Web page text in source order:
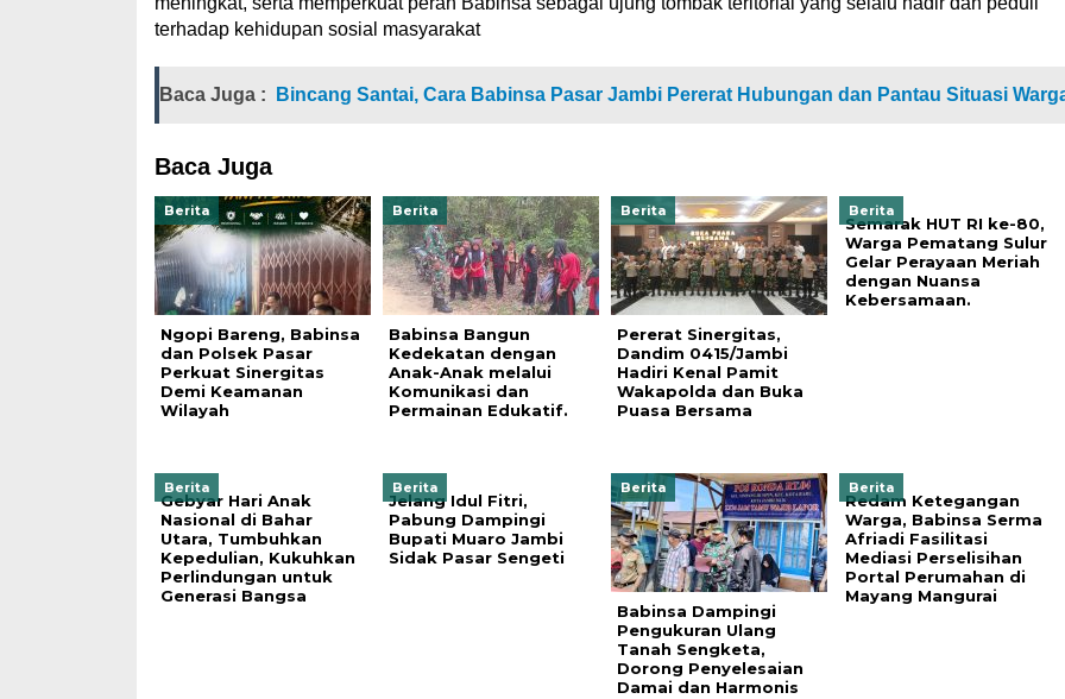
terhadap kehidupan sosial masyarakat
Baca Juga : Bincang Santai, Cara Babinsa Pasar Jambi Pererat Hubungan dan Pantau Situasi
Baca Juga
Berita
Ngopi Bareng, Babinsa
dan Polsek Pasar
Perkuat Sinergitas
Demi Keamanan
Wilayah
Berita
Babinsa Bangun
Kedekatan dengan
Anak-Anak melalui
Komunikasi dan
Permainan Edukatif.
Berita
Pererat Sinergitas,
Dandim 0415/Jambi
Hadiri Kenal Pamit
Wakapolda dan Buka
Puasa Bersama
Berita
Semarak HUT RI ke-80,
Warga Pematang Sulur
Gelar Perayaan Meriah
dengan Nuansa
Kebersamaan.
Berita
Gebyar Hari Anak
Nasional di Bahar
Utara, Tumbuhkan
Kepedulian, Kukuhkan
Perlindungan untuk
Generasi Bangsa
Berita
Jelang Idul Fitri,
Pabung Dampingi
Bupati Muaro Jambi
Sidak Pasar Sengeti
Berita
Babinsa Dampingi
Pengukuran Ulang
Tanah Sengketa,
Dorong Penyelesaian
Damai dan Harmonis
Berita
Redam Ketegangan
Warga, Babinsa Serma
Afriadi Fasilitasi
Mediasi Perselisihan
Portal Perumahan di
Mayang Mangurai